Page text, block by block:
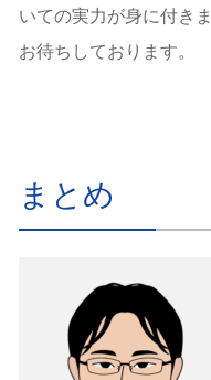
いての実力が身に付き
お待ちしております。
まとめ